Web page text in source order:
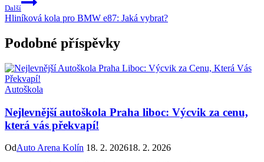
Další
Hliníková kola pro BMW e87: Jaká vybrat?
Podobné příspěvky
Autoškola
Nejlevnější autoškola Praha liboc: Výcvik za cenu,
která vás překvapí!
OdAuto Arena Kolín 18. 2. 202618. 2. 2026